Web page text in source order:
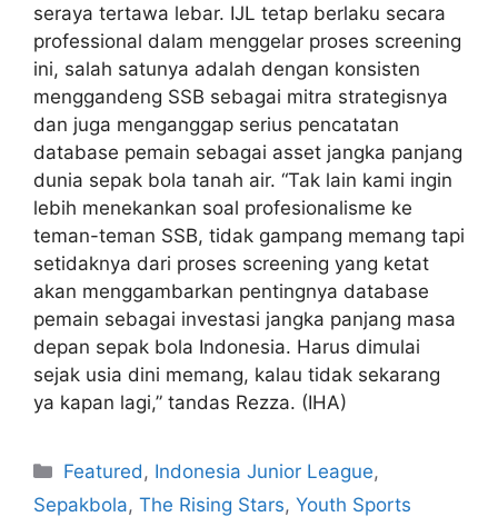
seraya tertawa lebar. IJL tetap berlaku secara
professional dalam menggelar proses screening
ini, salah satunya adalah dengan konsisten
menggandeng SSB sebagai mitra strategisnya
dan juga menganggap serius pencatatan
database pemain sebagai asset jangka panjang
dunia sepak bola tanah air. “Tak lain kami ingin
lebih menekankan soal profesionalisme ke
teman-teman SSB, tidak gampang memang tapi
setidaknya dari proses screening yang ketat
akan menggambarkan pentingnya database
pemain sebagai investasi jangka panjang masa
depan sepak bola Indonesia. Harus dimulai
sejak usia dini memang, kalau tidak sekarang
ya kapan lagi,” tandas Rezza. (IHA)
Featured , Indonesia Junior League,
Sepakbola, The Rising Stars, Youth Sports